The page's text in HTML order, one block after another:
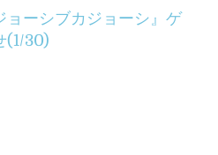
ョーシブカジョーシ』ゲ
(1/30)